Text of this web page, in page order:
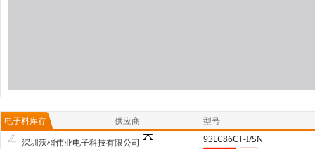
电子料库存 供应商
型号
深圳沃楷伟业电子科技有限公司
93LC86CT-I/SN